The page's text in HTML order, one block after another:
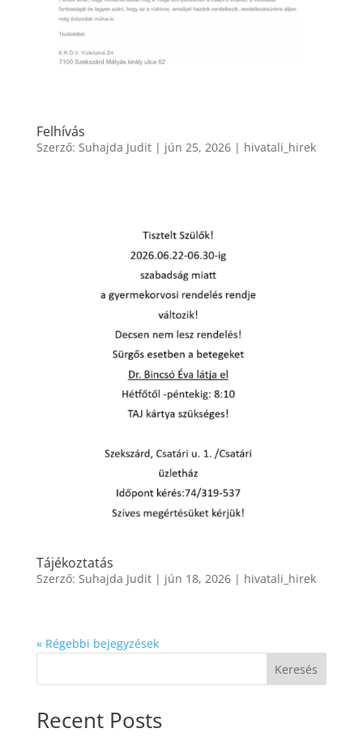
Felhívás
Szerző: Suhajda Judit| jún 25, 2026| hivatali_hirek
Tájékoztatás
Szerző: Suhajda Judit| jún 18, 2026| hivatali_hirek
« Régebbi bejegyzések
Keresés
Recent Posts